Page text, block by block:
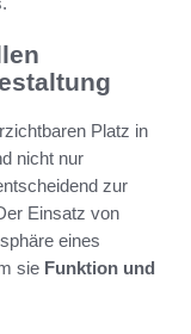
Platz in
nicht nur
zur
Einsatz von
eines
sie Funktion und